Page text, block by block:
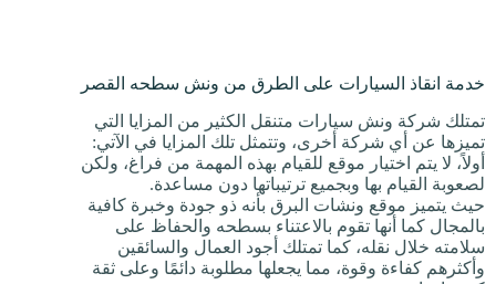
خدمة انقاذ السيارات على الطرق من ونش سطحه القصر
تمتلك شركة ونش سيارات متنقل الكثير من المزايا التي
تميزها عن أي شركة أخرى، وتتمثل تلك المزايا في الآتي:
أولاً، لا يتم اختيار موقع للقيام بهذه المهمة من فراغ، ولكن
لصعوبة القيام بها وبجميع ترتيباتها دون مساعدة.
حيث يتميز موقع ونشات البرق بأنه ذو جودة وخبرة كافية
بالمجال كما أنها تقوم بالاعتناء بسطحه والحفاظ على
سلامته خلال نقله، كما تمتلك أجود العمال والسائقين
وأكثرهم كفاءة وقوة، مما يجعلها مطلوبة دائمًا وعلى ثقة